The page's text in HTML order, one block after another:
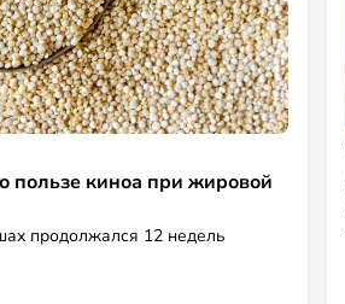
пользе киноа при жировой
продолжался 12 недель